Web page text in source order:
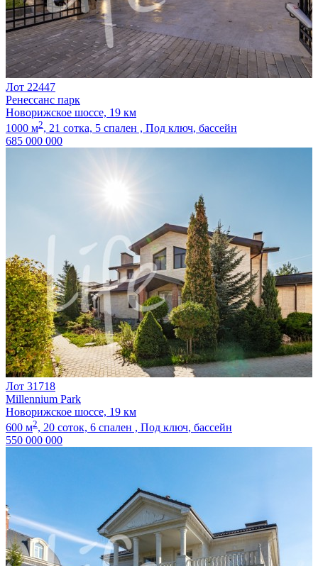
Лот 22447
Ренессанс парк
Новорижское шоссе, 19 км
1000 м2, 21 сотка, 5 спален , Под ключ, бассейн
685 000 000
Лот 31718
Millennium Park
Новорижское шоссе, 19 км
600 м2, 20 соток, 6 спален , Под ключ, бассейн
550 000 000